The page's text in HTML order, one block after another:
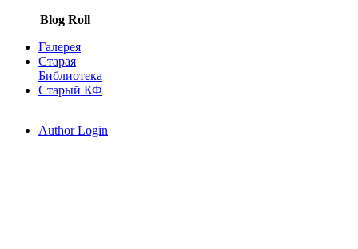
Blog Roll
Галерея
Старая
Библиотека
Старый КФ
Author Login